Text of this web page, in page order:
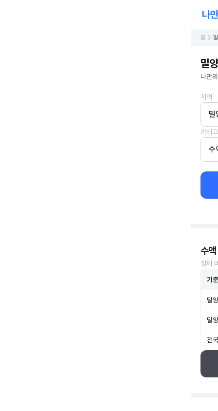
홈
밀
나만
지역
밀
카테
수
수
실제
기준
밀
밀
전